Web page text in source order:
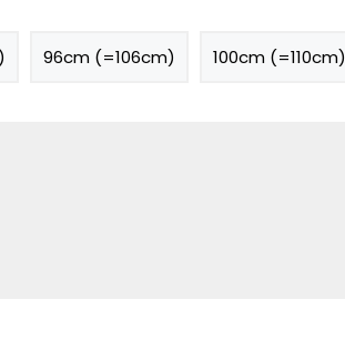
96cm (=106cm) 100cm (=110cm)